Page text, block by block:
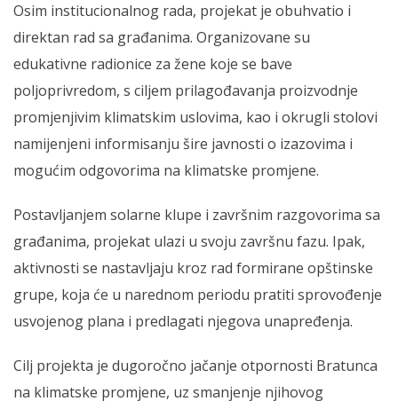
Osim institucionalnog rada, projekat je obuhvatio i
direktan rad sa građanima. Organizovane su
edukativne radionice za žene koje se bave
poljoprivredom, s ciljem prilagođavanja proizvodnje
promjenjivim klimatskim uslovima, kao i okrugli stolovi
namijenjeni informisanju šire javnosti o izazovima i
mogućim odgovorima na klimatske promjene.
Postavljanjem solarne klupe i završnim razgovorima sa
građanima, projekat ulazi u svoju završnu fazu. Ipak,
aktivnosti se nastavljaju kroz rad formirane opštinske
grupe, koja će u narednom periodu pratiti sprovođenje
usvojenog plana i predlagati njegova unapređenja.
Cilj projekta je dugoročno jačanje otpornosti Bratunca
na klimatske promjene, uz smanjenje njihovog